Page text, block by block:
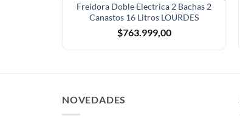
Freidora Doble Electrica 2 Bachas 2
Canastos 16 Litros LOURDES
$763.999,00
NOVEDADES